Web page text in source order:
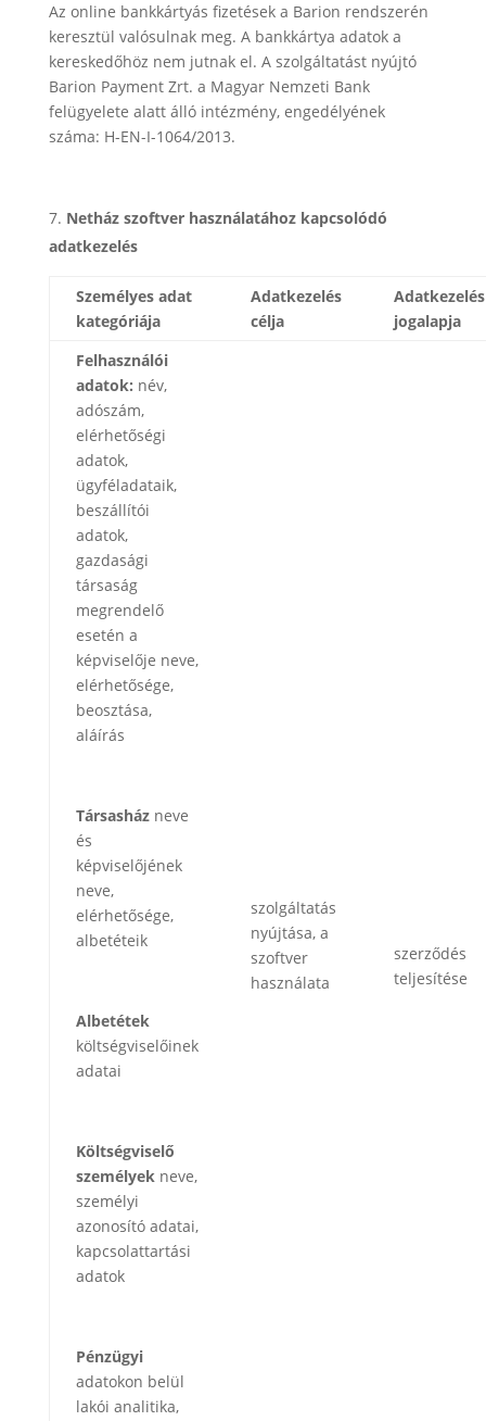
Az online bankkártyás fizetések a Barion rendszerén
keresztül valósulnak meg. A bankkártya adatok a
kereskedőhöz nem jutnak el. A szolgáltatást nyújtó
Barion Payment Zrt. a Magyar Nemzeti Bank
felügyelete alatt álló intézmény, engedélyének
száma: H-EN-I-1064/2013.
Netház szoftver használatához kapcsolódó
adatkezelés
Személyes adat
kategóriája
Adatkezelés
célja
Adatkezelés
jogalapja
Felhasználói
adatok: név,
adószám,
elérhetőségi
adatok,
ügyféladataik,
beszállítói
adatok,
gazdasági
társaság
megrendelő
esetén a
képviselője neve,
elérhetősége,
beosztása,
aláírás
Társasház neve
és
képviselőjének
neve,
elérhetősége,
albetéteik
Albetétek
költségviselőinek
adatai
Költségviselő
személyek neve,
személyi
azonosító adatai,
kapcsolattartási
adatok
Pénzügyi
adatokon belül
lakói analitika,
szolgáltatás
nyújtása, a
szoftver
használata
szerződés
teljesítése